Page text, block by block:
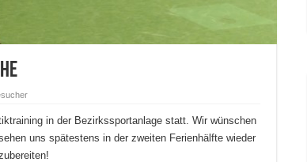
in der Bezirkssportanlage statt. Wir wünschen
uns spätestens in der zweiten Ferienhälfte wieder